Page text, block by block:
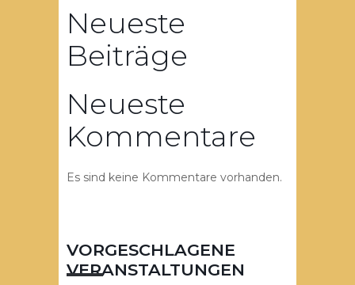
Neueste
Beiträge
Neueste
Kommentare
Es sind keine Kommentare vorhanden.
VORGESCHLAGENE
VERANSTALTUNGEN